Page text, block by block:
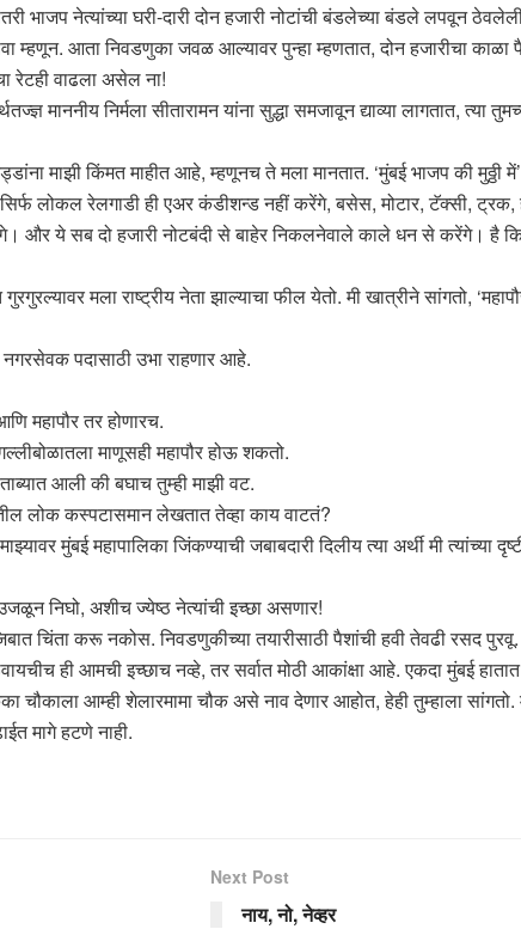
भाजप नेत्यांच्या घरी-दारी दोन हजारी नोटांची बंडलेच्या बंडले लपवून
म्हणून. आता निवडणुका जवळ आल्यावर पुन्हा म्हणतात, दोन हजारीचा
रेटही वाढला असेल ना!
माननीय निर्मला सीतारामन यांना सुद्धा समजावून द्याव्या लागतात, त्या
माझी किंमत माहीत आहे, म्हणूनच ते मला मानतात. ‘मुंबई भाजप की
लोकल रेलगाडी ही एअर कंडीशन्ड नहीं करेंगे, बसेस, मोटार, टॅक्सी,
और ये सब दो हजारी नोटबंदी से बाहेर निकलनेवाले काले धन से करेंगे। है
मला राष्ट्रीय नेता झाल्याचा फील येतो. मी खात्रीने सांगतो,
पदासाठी उभा राहणार आहे.
महापौर तर होणारच.
माणूसही महापौर होऊ शकतो.
आली की बघाच तुम्ही माझी वट.
लोक कस्पटासमान लेखतात तेव्हा काय वाटतं?
मुंबई महापालिका जिंकण्याची जबाबदारी दिलीय त्या अर्थी मी त्यांच्या
निघो, अशीच ज्येष्ठ नेत्यांची इच्छा असणार!
चिंता करू नकोस. निवडणुकीच्या तयारीसाठी पैशांची हवी तेवढी रसद
ही आमची इच्छाच नव्हे, तर सर्वात मोठी आकांक्षा आहे. एकदा मुंबई
चौकाला आम्ही शेलारमामा चौक असे नाव देणार आहोत, हेही तुम्हाला
मागे हटणे नाही.
Next Post
नाय, नो, नेव्हर